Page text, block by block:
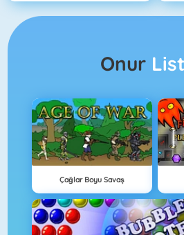
Onur
Çağlar Boyu Savaş